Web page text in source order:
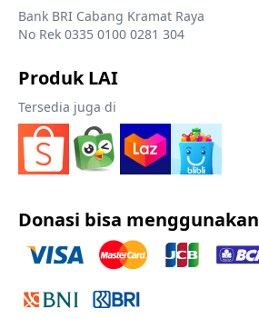
Bank BRI Cabang Kramat Raya
No Rek 0335 0100 0281 304
Produk LAI
Tersedia juga di
Donasi bisa menggunakan